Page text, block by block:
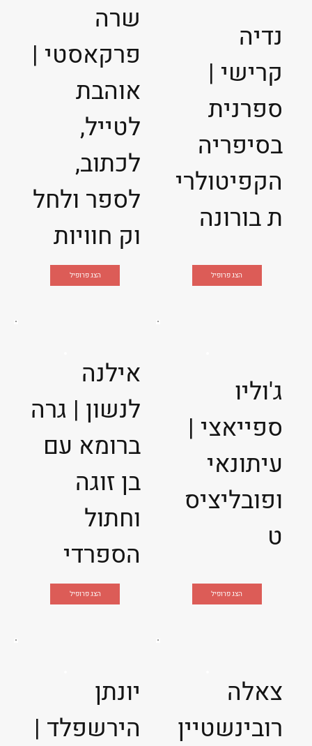
שרה
פרקאסטי |
אוהבת
לטייל,
לכתוב,
לספר ולחל
וק חוויות
הצג פרופיל
נדיה
קרישי |
ספרנית
בסיפריה
הקפיטולרי
ת בורונה
הצג פרופיל
אילנה
לנשון | גרה
ברומא עם
בן זוגה
וחתול
הספרדי
הצג פרופיל
ג'וליו
ספייאצי |
עיתונאי
ופובליציס
ט
הצג פרופיל
יונתן
הירשפלד |
צאלה
רובינשטיין